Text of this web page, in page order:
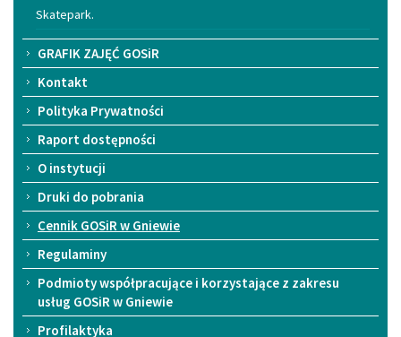
Skatepark.
GRAFIK ZAJĘĆ GOSiR
Kontakt
Polityka Prywatności
Raport dostępności
O instytucji
Druki do pobrania
Cennik GOSiR w Gniewie
Regulaminy
Podmioty współpracujące i korzystające z zakresu
usług GOSiR w Gniewie
Profilaktyka